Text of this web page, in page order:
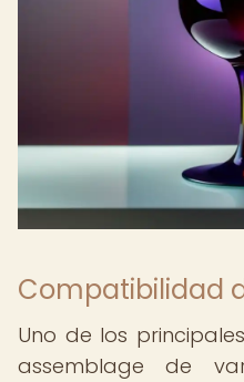
Compatibilidad
Uno de los
assemblage de